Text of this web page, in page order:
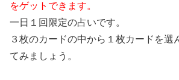
をゲットできます。
一日１回限定の占いです。
３枚のカードの中から１枚カードを選
てみましょう。